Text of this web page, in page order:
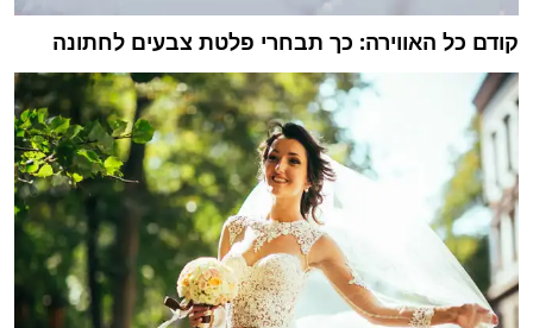
קודם כל האווירה: כך תבחרי פלטת צבעים לחתונה